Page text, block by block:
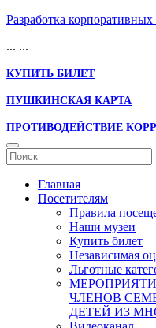
Разработка корпоративных
... ...
КУПИТЬ БИЛЕТ
ПУШКИНСКАЯ КАРТА
ПРОТИВОДЕЙСТВИЕ
Главная
Посетителям
Правила
Наши музеи
Купить билет
Независимая
Льготные
ЧЛЕНОВ
ДЕТЕЙ ИЗ